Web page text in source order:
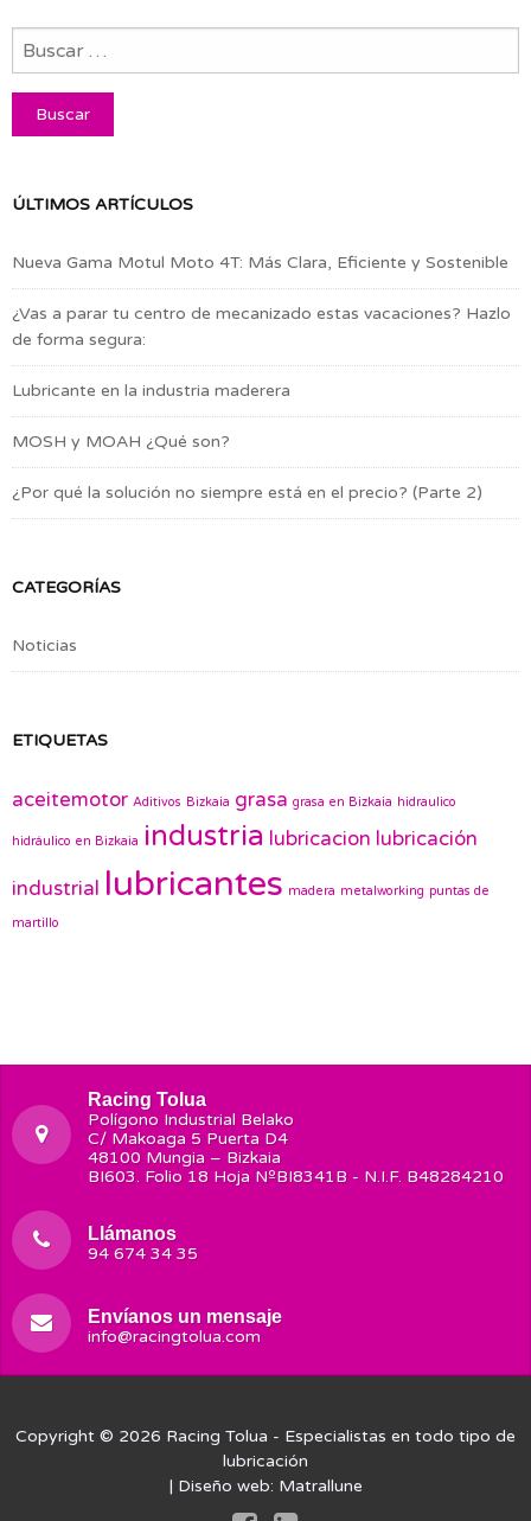
ÚLTIMOS ARTÍCULOS
Nueva Gama Motul Moto 4T: Más Clara, Eficiente y Sostenible
¿Vas a parar tu centro de mecanizado estas vacaciones? Hazlo
de forma segura:
Lubricante en la industria maderera
MOSH y MOAH ¿Qué son?
¿Por qué la solución no siempre está en el precio? (Parte 2)
CATEGORÍAS
Noticias
ETIQUETAS
aceitemotor Aditivos Bizkaia grasa grasa en Bizkaia hidraulico
hidráulico en Bizkaia industria lubricacion lubricación
industrial lubricantes madera metalworking puntas de
martillo
Racing Tolua
Polígono Industrial Belako
C/ Makoaga 5 Puerta D4
48100 Mungia – Bizkaia
BI603. Folio 18 Hoja NºBI8341B - N.I.F. B48284210
Llámanos
94 674 34 35
Envíanos un mensaje
info@racingtolua.com
Copyright © 2026 Racing Tolua - Especialistas en todo tipo de
lubricación
| Diseño web: Matrallune